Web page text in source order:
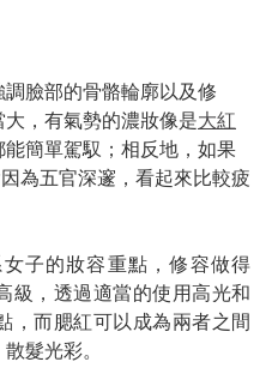
調臉部的骨骼輪廓以及修
，有氣勢的濃妝像是大紅
能簡單駕馭；相反地，如果
為五官深邃，看起來比較疲
子的妝容重點，修容做得
級，透過適當的使用高光和
，而腮紅可以成為兩者之間
髮光彩。